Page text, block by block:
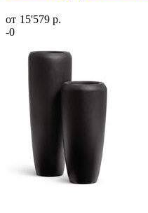
от 15'579 р.
-0